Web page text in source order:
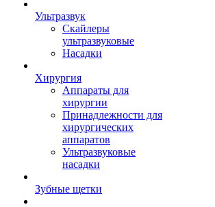
Ультразвук
Скайлеры
ультразвуковые
Насадки
Хирургия
Аппараты для
хирургии
Принадлежности для
хирургических
аппаратов
Ультразвуковые
насадки
Зубные щетки